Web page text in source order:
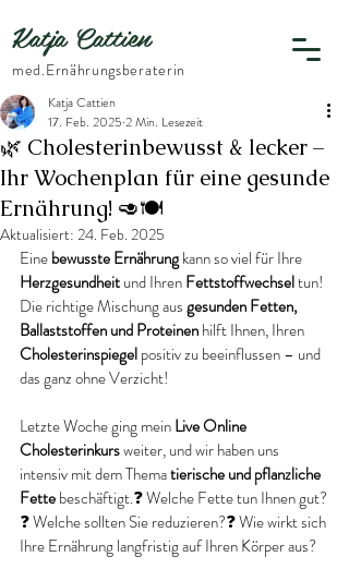
Katja Cattien
​med.Ernährungsberaterin
🌿 Cholesterinbewusst & lecker –
Ihr Wochenplan für eine gesunde
Ernährung! 🥑🍽️
Katja Cattien
17. Feb. 2025 2 Min. Lesezeit
Aktualisiert: 24. Feb. 2025
Eine bewusste Ernährung kann so viel für Ihre
Herzgesundheit und Ihren Fettstoffwechsel tun!
Die richtige Mischung aus gesunden Fetten,
Ballaststoffen und Proteinen hilft Ihnen, Ihren
Cholesterinspiegel positiv zu beeinflussen – und
das ganz ohne Verzicht!
Letzte Woche ging mein Live Online
Cholesterinkurs weiter, und wir haben uns
intensiv mit dem Thema tierische und pflanzliche
Fette beschäftigt.❓ Welche Fette tun Ihnen gut?
❓ Welche sollten Sie reduzieren?❓ Wie wirkt sich
Ihre Ernährung langfristig auf Ihren Körper aus?